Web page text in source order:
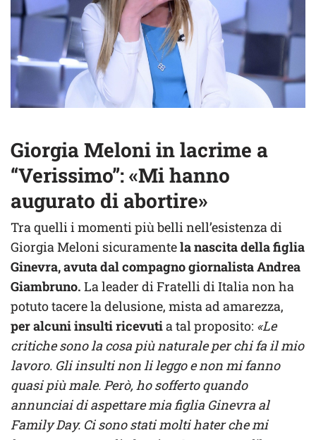
Giorgia Meloni in lacrime a
“Verissimo”: «Mi hanno
augurato di abortire»
Tra quelli i momenti più belli nell’esistenza di
Giorgia Meloni sicuramentela nascita della figlia
Ginevra, avuta dal compagno giornalista Andrea
Giambruno. La leader di Fratelli di Italia non ha
potuto tacere la delusione, mista ad amarezza,
per alcuni insulti ricevutia tal proposito: «Le
critiche sono la cosa più naturale per chi fa il mio
lavoro. Gli insulti non li leggo e non mi fanno
quasi più male. Però, ho sofferto quando
annunciai di aspettare mia figlia Ginevra al
Family Day. Ci sono stati molti hater che mi